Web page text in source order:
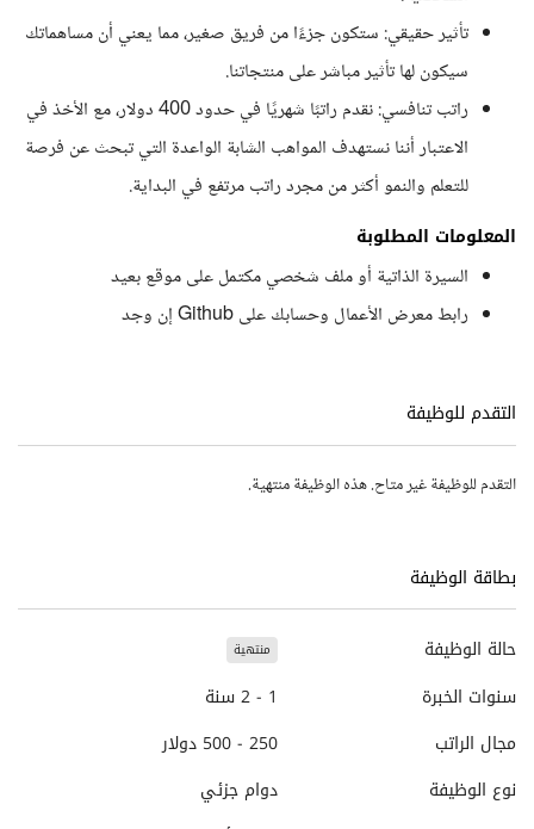
تأثير حقيقي: ستكون جزءًا من فريق صغير، مما يعني أن مساهماتك
سيكون لها تأثير مباشر على منتجاتنا.
راتب تنافسي: نقدم راتبًا شهريًا في حدود 400 دولار، مع الأخذ في
الاعتبار أننا نستهدف المواهب الشابة الواعدة التي تبحث عن فرصة
للتعلم والنمو أكثر من مجرد راتب مرتفع في البداية.
المعلومات المطلوبة
السيرة الذاتية أو ملف شخصي مكتمل على موقع بعيد
رابط معرض الأعمال وحسابك على Github إن وجد
التقدم للوظيفة
التقدم للوظيفة غير متاح. هذه الوظيفة منتهية.
بطاقة الوظيفة
حالة الوظيفة منتهية
سنوات الخبرة
1 - 2 سنة
مجال الراتب
250 - 500 دولار
نوع الوظيفة
دوام جزئي